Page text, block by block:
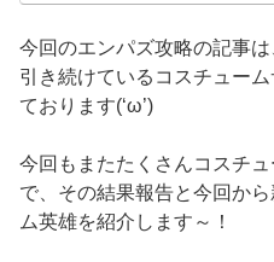
今回のエンパズ攻略の記事
引き続けているコスチュー
ております(‘ω’)
今回もまたたくさんコスチ
で、その結果報告と今回か
ム英雄を紹介します～！